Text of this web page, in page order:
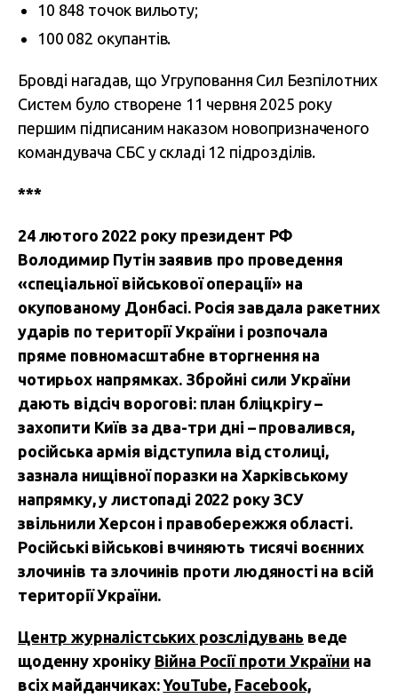
10 848 точок вильоту;
100 082 окупантів.
Бровді нагадав, що Угруповання Сил Безпілотних
Систем було створене 11 червня 2025 року
першим підписаним наказом новопризначеного
командувача СБС у складі 12 підрозділів.
***
24 лютого 2022 року президент РФ
Володимир Путін заявив про проведення
«спеціальної військової операції» на
окупованому Донбасі. Росія завдала ракетних
ударів по території України і розпочала
пряме повномасштабне вторгнення на
чотирьох напрямках. Збройні сили України
дають відсіч ворогові: план бліцкрігу –
захопити Київ за два-три дні – провалився,
російська армія відступила від столиці,
зазнала нищівної поразки на Харківському
напрямку, у листопаді 2022 року ЗСУ
звільнили Херсон і правобережжя області.
Російські військові вчиняють тисячі воєнних
злочинів та злочинів проти людяності на всій
території України.
Центр журналістських розслідувань веде
щоденну хроніку Війна Росії проти України на
всіх майданчиках:YouTube, Facebook,